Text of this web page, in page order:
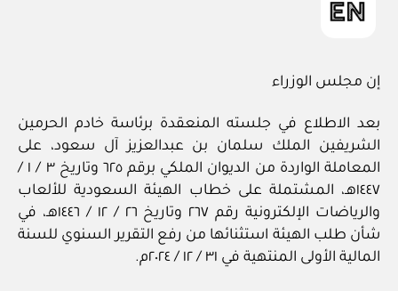
إن مجلس الوزراء
بعد الاطلاع في جلسته المنعقدة برئاسة خادم الحرمين
الشريفين الملك سلمان بن عبدالعزيز آل سعود، على
المعاملة الواردة من الديوان الملكي برقم ٦٢٥ وتاريخ ٣ / ١ /
١٤٤٧هـ، المشتملة على خطاب الهيئة السعودية للألعاب
والرياضات الإلكترونية رقم ٢٦٧ وتاريخ ٢٦ / ١٢ / ١٤٤٦هـ، في
شأن طلب الهيئة استثنائها من رفع التقرير السنوي للسنة
المالية الأولى المنتهية في ٣١ / ١٢ / ٢٠٢٤م.